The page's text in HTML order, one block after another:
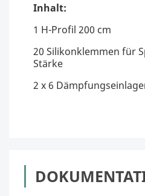
Inhalt:
1 H-Profil 200 cm
20 Silikonklemmen für
Stärke
2 x 6